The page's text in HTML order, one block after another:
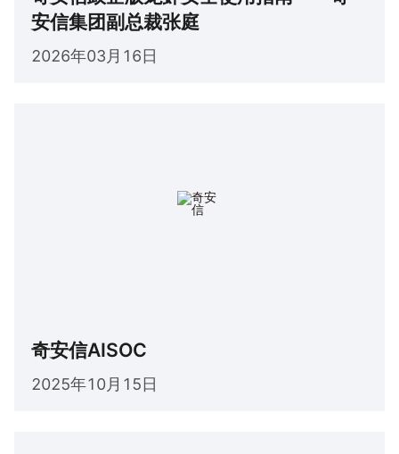
安信集团副总裁张庭
2026年03月16日
奇安信AISOC
2025年10月15日